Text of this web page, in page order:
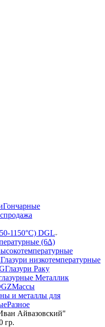
Гончарные
1150°С) DGL
(6∆)
Глазури низкотемпературные
Глазури Раку
Металлик
Массы
и металлы для
Разное
Айвазовский"
гр.